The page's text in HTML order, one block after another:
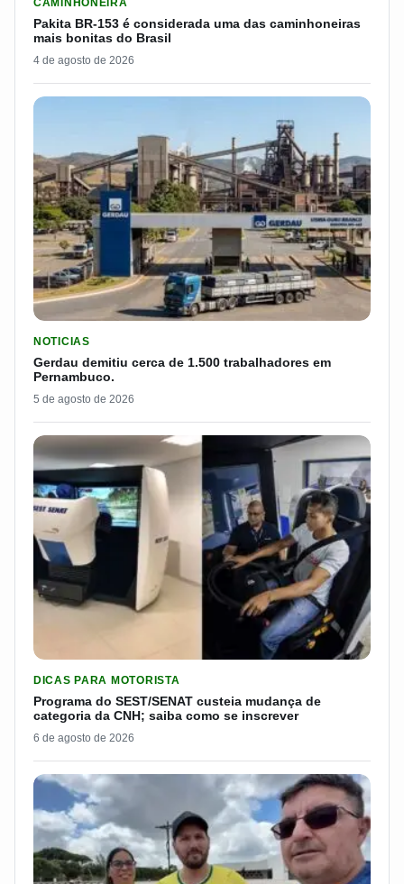
Pakita BR-153 é considerada uma das caminhoneiras
mais bonitas do Brasil
4 de agosto de 2026
NOTICIAS
Gerdau demitiu cerca de 1.500 trabalhadores em
Pernambuco.
5 de agosto de 2026
DICAS PARA MOTORISTA
Programa do SEST/SENAT custeia mudança de
categoria da CNH; saiba como se inscrever
6 de agosto de 2026